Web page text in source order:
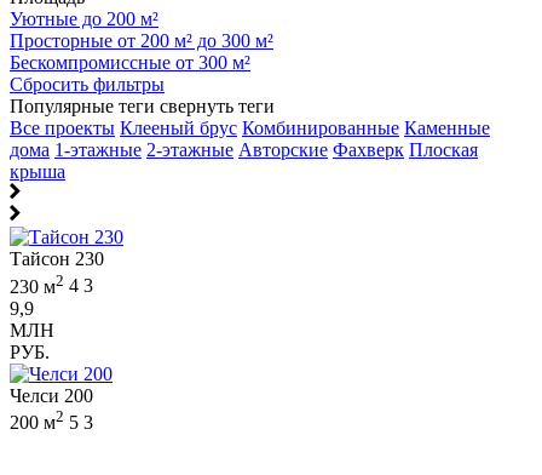
Уютные до 200 м²
Просторные от 200 м² до 300 м²
Бескомпромиссные от 300 м²
Сбросить фильтры
Популярные теги свернуть теги
Все проекты Клееный брус Комбинированные Каменные
дома 1-этажные 2-этажные Авторские Фахверк Плоская
крыша
Тайсон 230
230 м2 4 3
9,9
МЛН
РУБ.
Челси 200
200 м2 5 3